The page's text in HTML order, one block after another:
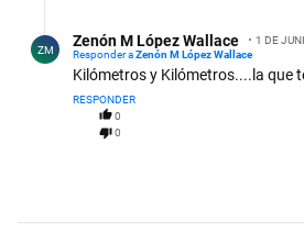
ZM Zenón M López Wallace
1 DE
Responder aZenón M López Wallace
Kilómetros y Kilómetros....la que
RESPONDER
0
0